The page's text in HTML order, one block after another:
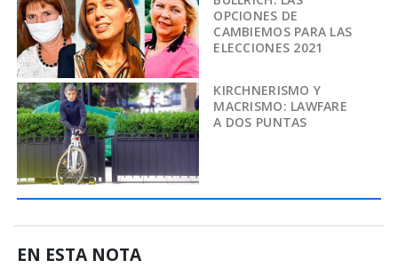
OPCIONES DE
CAMBIEMOS PARA LAS
ELECCIONES 2021
KIRCHNERISMO Y
MACRISMO: LAWFARE
A DOS PUNTAS
EN ESTA NOTA